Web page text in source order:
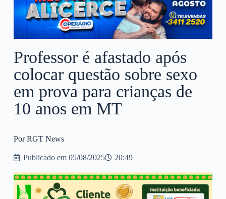
Professor é afastado após
colocar questão sobre sexo
em prova para crianças de
10 anos em MT
Por RGT News
Publicado em 05/08/2025 20:49